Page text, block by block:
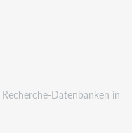
Datenbanken in